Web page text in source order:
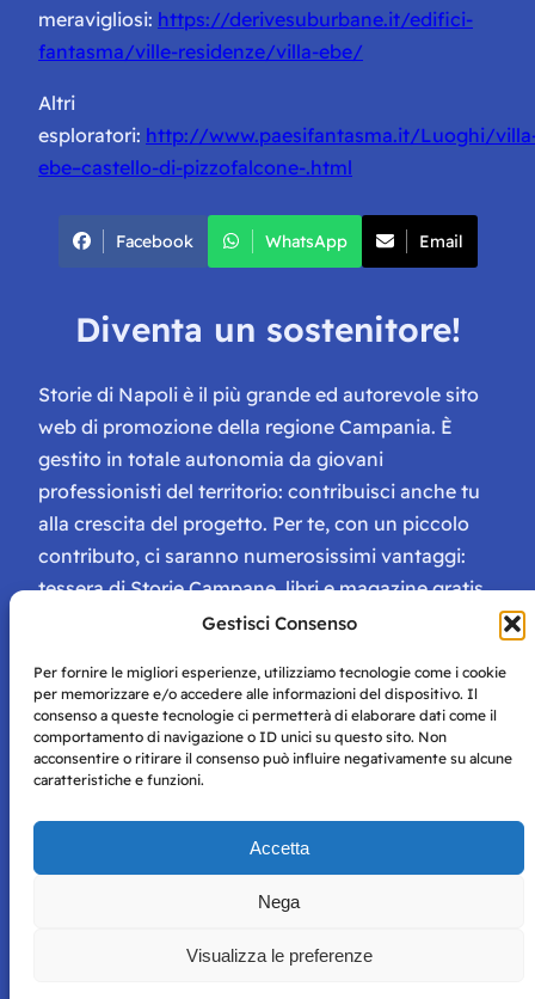
Gestisci Consenso
Per fornire le migliori esperienze, utilizziamo tecnologie come i cookie
per memorizzare e/o accedere alle informazioni del dispositivo. Il
consenso a queste tecnologie ci permetterà di elaborare dati come il
comportamento di navigazione o ID unici su questo sito. Non
acconsentire o ritirare il consenso può influire negativamente su alcune
caratteristiche e funzioni.
Accetta
Nega
Visualizza le preferenze
meravigliosi: https://derivesuburbane.it/edifici-
fantasma/ville-residenze/villa-ebe/
Altri
esploratori: http://www.paesifantasma.it/Luoghi/
ebe–castello-di-pizzofalcone-.html
Facebook WhatsApp Email
Diventa un sostenitore!
Storie di Napoli è il più grande ed autorevole sito
web di promozione della regione Campania. È
gestito in totale autonomia da giovani
professionisti del territorio: contribuisci anche tu
alla crescita del progetto. Per te, con un piccolo
contributo, ci saranno numerosissimi vantaggi:
tessera di Storie Campane, libri e magazine gratis
e inviti ad eventi esclusivi!
Napoli con autorizzazione numero 38 del 25/9/2019.
Tutte le immagini e i contenuti su questo sito sono forniti
perseguito secondo i termini di legge. Si nega l’utilizzo delle
qualsiasi altro tipo di prodotto informatico.